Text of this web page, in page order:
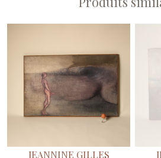
JEANNINE GILLES